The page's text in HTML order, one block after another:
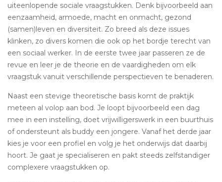
uiteenlopende sociale vraagstukken. Denk bijvoorbeeld aan
eenzaamheid, armoede, macht en onmacht, gezond
(samen)leven en diversiteit. Zo breed als deze issues
klinken, zo divers komen die ook op het bordje terecht van
een sociaal werker. In de eerste twee jaar passeren ze de
revue en leer je de theorie en de vaardigheden om elk
vraagstuk vanuit verschillende perspectieven te benaderen.
Naast een stevige theoretische basis komt de praktijk
meteen al volop aan bod. Je loopt bijvoorbeeld een dag
mee in een instelling, doet vrijwilligerswerk in een buurthuis
of ondersteunt als buddy een jongere. Vanaf het derde jaar
kies je voor een profiel en volg je het onderwijs dat daarbij
hoort. Je gaat je specialiseren en pakt steeds zelfstandiger
complexere vraagstukken op.